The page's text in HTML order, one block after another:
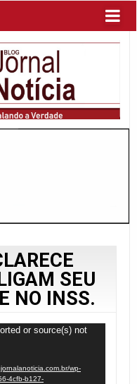
SEU
NO INSS.
or source(s) not
wp-
4cfb-b127-